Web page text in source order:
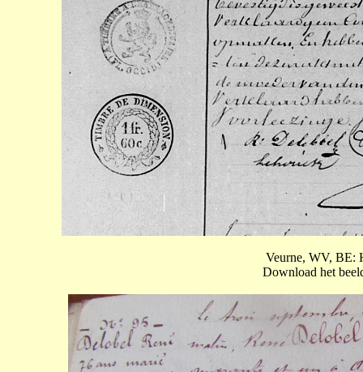
Veurne, WV, BE:
Download het